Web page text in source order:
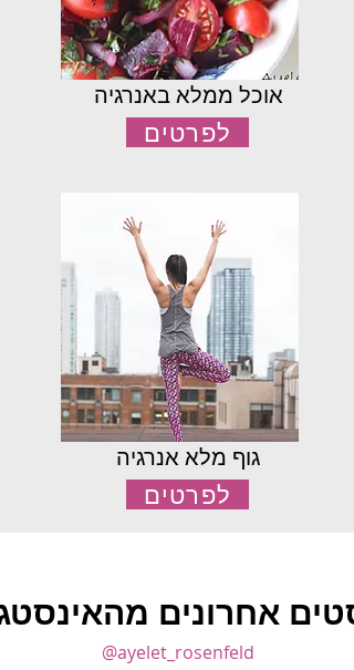
אוכל ממלא באנרגיה
לפרטים
גוף מלא אנרגיה
לפרטים
אחרונים
@ayelet_rosenfeld